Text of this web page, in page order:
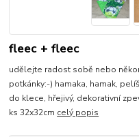
fleec + fleec
udělejte radost sobě nebo
potkánky:-) hamaka, hamak,
do klece, hřejivý, dekorativní
ks 32x32cm celý popis